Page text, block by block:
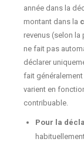
année dans la
montant dans la
revenus (selon
ne fait pas
déclarer
fait
varient en
contribuable.
Pour la